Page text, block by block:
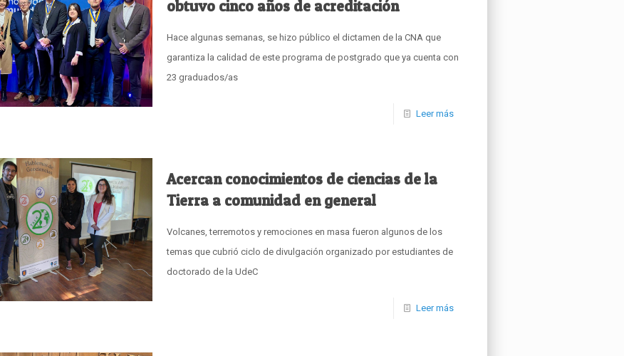
obtuvo cinco años de acreditación
Hace algunas semanas, se hizo público el dictamen de la CNA que
garantiza la calidad de este programa de postgrado que ya cuenta con
23 graduados/as
Leer más
Acercan conocimientos de ciencias de la
Tierra a comunidad en general
Volcanes, terremotos y remociones en masa fueron algunos de los
temas que cubrió ciclo de divulgación organizado por estudiantes de
doctorado de la UdeC
Leer más